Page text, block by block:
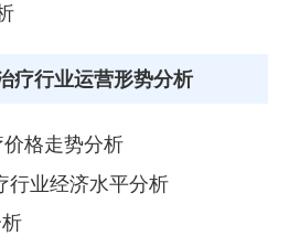
疗行业运营形势分析
格走势分析
行业经济水平分析